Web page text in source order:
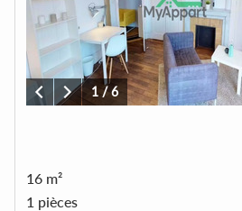
1 /6
16 m²
1 pièces